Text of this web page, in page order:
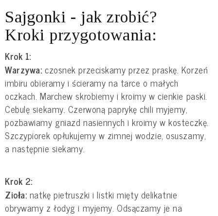
Sajgonki - jak zrobić?
Kroki przygotowania:
Krok 1:
Warzywa: czosnek przeciskamy przez praskę. Korzeń
imbiru obieramy i ścieramy na tarce o małych
oczkach. Marchew skrobiemy i kroimy w cienkie paski.
Cebulę siekamy. Czerwoną paprykę chili myjemy,
pozbawiamy gniazd nasiennych i kroimy w kosteczkę.
Szczypiorek opłukujemy w zimnej wodzie, osuszamy,
a następnie siekamy.
Krok 2:
Zioła: natkę pietruszki i listki mięty delikatnie
obrywamy z łodyg i myjemy. Odsączamy je na